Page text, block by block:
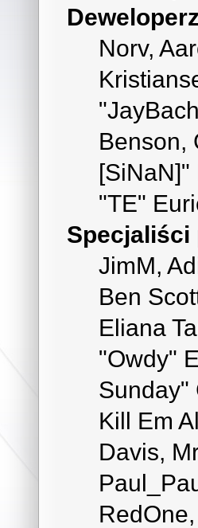
Norv,
Benson,
[SiNaN]"
"TE"
Specjaliści
JimM,
Ben
Eliana
"Owdy"
Sunday"
Kill Em
Davis,